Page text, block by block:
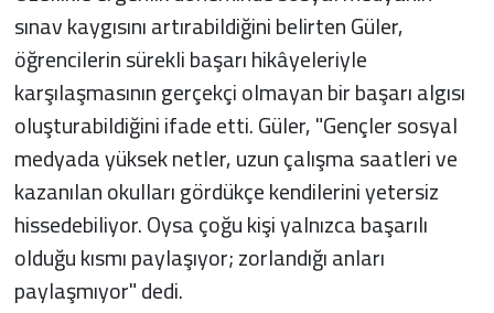
sınav kaygısını artırabildiğini belirten Güler,
öğrencilerin sürekli başarı hikâyeleriyle
karşılaşmasının gerçekçi olmayan bir başarı algısı
oluşturabildiğini ifade etti. Güler, "Gençler sosyal
medyada yüksek netler, uzun çalışma saatleri ve
kazanılan okulları gördükçe kendilerini yetersiz
hissedebiliyor. Oysa çoğu kişi yalnızca başarılı
olduğu kısmı paylaşıyor; zorlandığı anları
paylaşmıyor" dedi.